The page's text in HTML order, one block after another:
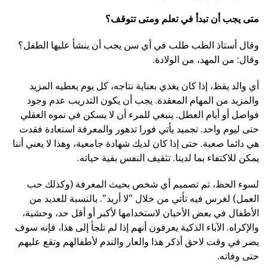
متى يجب أن تبدأ في تعلم ومتى تتوقف؟
وقال أستاذ الطب طلب في أي سن يجب أن ينشأ عليها الطفل؟
وقال: من المهد، من الولادة.
أي والد يقظ، إذا كان يغذي بعناية نتاجه، كل يوم يعطيه المزيد
والمزيد من المهام المعقدة. يجب أن يكون التدريب عدم وجود
فواصل أو أيام العطل. ينبغي للمرء أن لا يسكن في نموه العقلي
حتى ليوم واحد. تجميد يأتي فورا تدهور والمعرفة استعادة فقدت
هي دائما صعبة. حتى إذا كان لديك شهادة جامعية، وهذا لا يعني أننا
يمكن للاكتفاء بما لدينا. تثقيف النفس بقية حياته.
لسوء الحظ، تم تصميم أي شخص بحيث المعرفة (وكذلك حب
العمل) لغرس فيه تأتي من خلال "لا أريد". بالنسبة للعديد من
الأطفال في بعض الأحيان لاستخدامها لأكبر أو أقل حد، وحشية،
والإكراه. الآباء الذكية يعرفون أنهم إذا لم تلجأ إلى هذا، فإنه سوف
يضر في وقت لاحق أذكر هذا والعار والندم لأطفالهم وتقع عليهم
حتى وفاته.